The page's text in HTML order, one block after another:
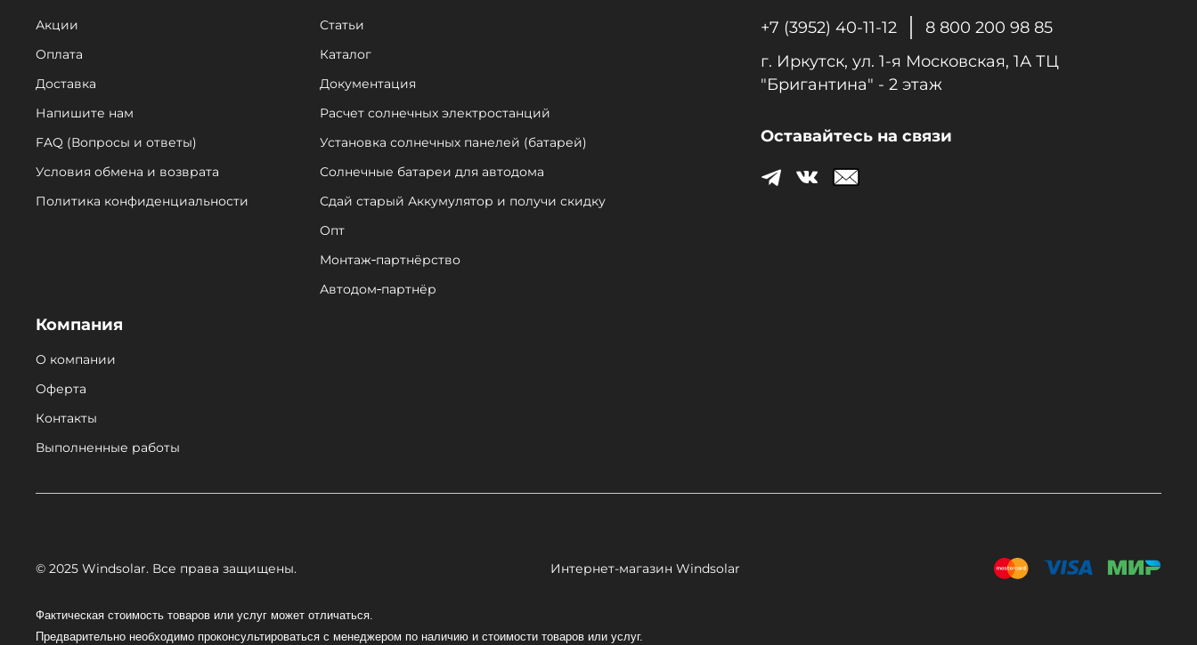
Акции
Оплата
Доставка
Напишите нам
FAQ (Вопросы и ответы)
Условия обмена и возврата
Политика конфиденциальности
Статьи
Каталог
Документация
Расчет солнечных электростанций
Установка солнечных панелей (батарей)
Солнечные батареи для автодома
Сдай старый Аккумулятор и получи скидку
Опт
Монтаж‑партнёрство
Автодом‑партнёр
Компания
О компании
Оферта
Контакты
Выполненные работы
+7 (3952) 40-11-12
8 800 200 98 85
г. Иркутск, ул. 1-я Московcкая, 1А ТЦ
"Бригантина" - 2 этаж
Оставайтесь на связи
© 2025 Windsolar. Все права защищены. Интернет-магазин Windsolar
Фактическая стоимость товаров или услуг может отличаться.
Предварительно необходимо проконсультироваться с менеджером по наличию и стоимости товаров или услуг.